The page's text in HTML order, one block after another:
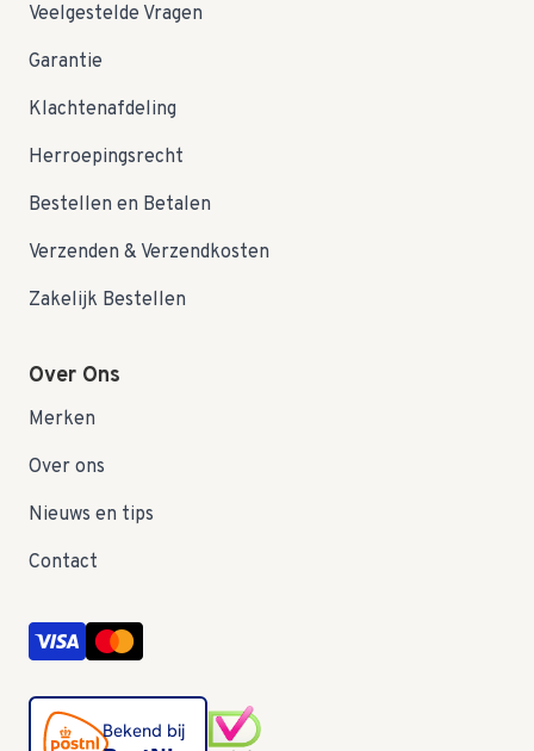
Veelgestelde Vragen
Garantie
Klachtenafdeling
Herroepingsrecht
Bestellen en Betalen
Verzenden & Verzendkosten
Zakelijk Bestellen
Over Ons
Merken
Over ons
Nieuws en tips
Contact